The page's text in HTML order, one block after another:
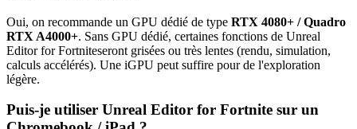
Oui, on recommande un GPU dédié de type RTX 4080+ / Quadro
RTX A4000+. Sans GPU dédié, certaines fonctions de Unreal
Editor for Fortniteseront grisées ou très lentes (rendu, simulation,
calculs accélérés). Une iGPU peut suffire pour de l'exploration
légère.
Puis-je utiliser Unreal Editor for Fortnite sur un